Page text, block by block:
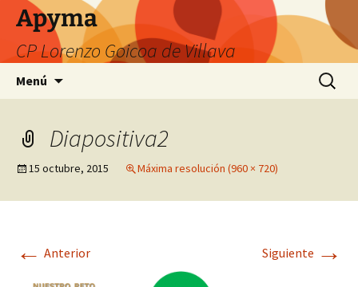
Apyma
CP Lorenzo Goicoa de Villava
Menú Buscar:
Diapositiva2
15 octubre, 2015 Máxima resolución (960 × 720)
← Anterior Siguiente →